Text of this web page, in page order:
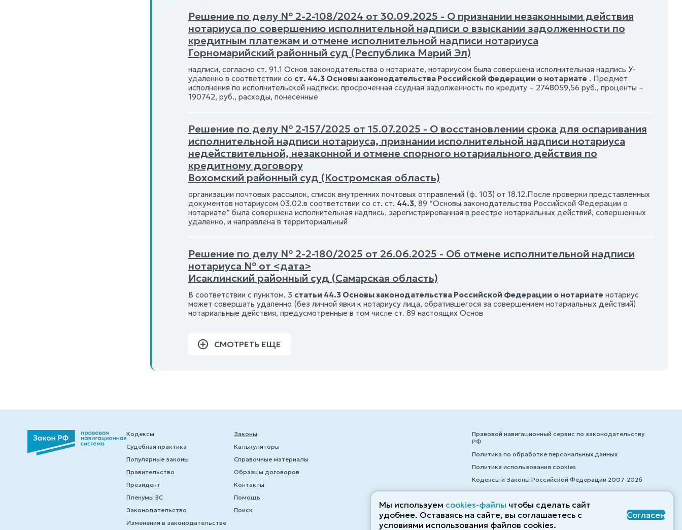
Решение по делу № 2-2-108/2024 от 30.09.2025 - О признании незаконными действия
нотариуса по совершению исполнительной надписи о взыскании задолженности по
кредитным платежам и отмене исполнительной надписи нотариуса
Горномарийский районный суд (Республика Марий Эл)
надписи, согласно ст. 91.1 Основ законодательства о нотариате, нотариусом была совершена исполнительная надпись У-
удаленно в соответствии со ст. 44.3 Основы законодательства Российской Федерации о нотариате . Предмет
исполнения по исполнительской надписи: просроченная ссудная задолженность по кредиту – 2748059,56 руб., проценты –
190742, руб., расходы, понесенные
Решение по делу № 2-157/2025 от 15.07.2025 - О восстановлении срока для оспаривания
исполнительной надписи нотариуса, признании исполнительной надписи нотариуса
недействительной, незаконной и отмене спорного нотариального действия по
кредитному договору
Вохомский районный суд (Костромская область)
организации почтовых рассылок, список внутренних почтовых отправлений (ф. 103) от 18.12.После проверки представленных
документов нотариусом 03.02.в соответствии со ст. ст. 44.3, 89 “Основы законодательства Российской Федерации о
нотариате” была совершена исполнительная надпись, зарегистрированная в реестре нотариальных действий, совершенных
удаленно, и направлена в территориальный
Решение по делу № 2-2-180/2025 от 26.06.2025 - Об отмене исполнительной надписи
нотариуса № от <дата>
Исаклинский районный суд (Самарская область)
В соответствии с пунктом. 3 статьи 44.3 Основы законодательства Российской Федерации о нотариате нотариус
может совершать удаленно (без личной явки к нотариусу лица, обратившегося за совершением нотариальных действий)
нотариальные действия, предусмотренные в том числе ст. 89 настоящих Основ
СМОТРЕТЬ ЕЩЕ
Кодексы
Судебная практика
Популярные законы
Правительство
Президент
Пленумы ВС
Законодательство
Изменения в законодательстве
Законы
Калькуляторы
Справочные материалы
Образцы договоров
Контакты
Помощь
Поиск
Правовой навигационный сервис по законодательству
РФ
Политика по обработке персональных данных
Политика использования cookies
Кодексы и Законы Российской Федерации 2007-2026
© ZAKONRF.INFO
Мы используем cookies-файлы чтобы сделать сайт
удобнее. Оставаясь на сайте, вы соглашаетесь с
условиями использования файлов cооkies.
Согласен